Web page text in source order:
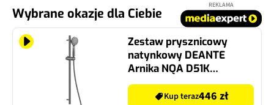
Wybrane okazje dla Ciebie
REKLAMA
Zestaw prysznicowy
natynkowy DEANTE
Arnika NQA D51K
Titanium
Kup teraz446 zł